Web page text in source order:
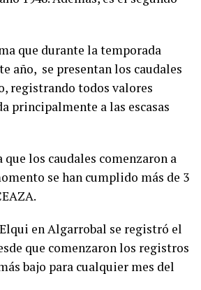
que durante la temporada
año, se presentan los caudales
registrando todos valores
principalmente a las escasas
los caudales comenzaron a
se han cumplido más de 3
en Algarrobal se registró el
que comenzaron los registros
bajo para cualquier mes del